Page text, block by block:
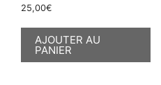
25,00€
AJOUTER AU
PANIER